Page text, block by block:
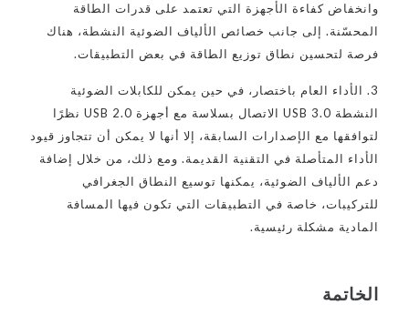
وانخفاض كفاءة الأجهزة التي تعتمد على قدرات الطاقة
المحسّنة. إلى جانب خصائص الألياف الضوئية النشطة، هناك
فرصة لتحسين نطاق توزيع الطاقة في بعض التطبيقات.
3. الأداء العام باختصار، في حين يمكن للكابلات الضوئية
النشطة USB 3.0 الاتصال بسلاسة مع أجهزة USB 2.0 نظرًا
لتوافقها مع الإصدارات السابقة، إلا أنها لا يمكن أن تتجاوز قيود
الأداء المتأصلة في التقنية القديمة. ومع ذلك، من خلال إضافة
دعم الألياف الضوئية، يمكنها توسيع النطاق الجغرافي
للتركيبات، خاصة في التطبيقات التي تكون فيها المسافة
المادية مشكلة رئيسية.
الخاتمة